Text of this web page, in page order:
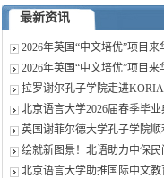
最新资讯
2026年英国“中文培优”项目来
2026年英国“中文培优”项目来
拉罗谢尔孔子学院走进
北京语言大学2026届春季毕
英国谢菲尔德大学孔子学院顺
绘就新图景！北语助力中保
北京语言大学助推国际中文教